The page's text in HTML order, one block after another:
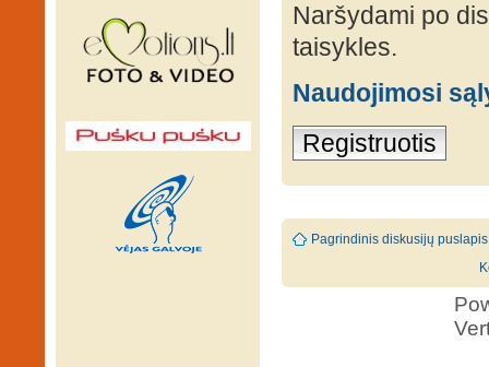
Naršydami po
taisykles.
Naudojimosi
Registruotis
Pagrindinis diskusijų puslapis